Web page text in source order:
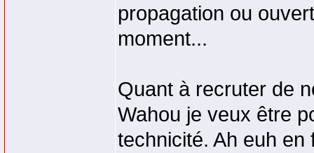
propagation ou
moment...
Quant à recruter de
Wahou je veux être
technicité. Ah euh